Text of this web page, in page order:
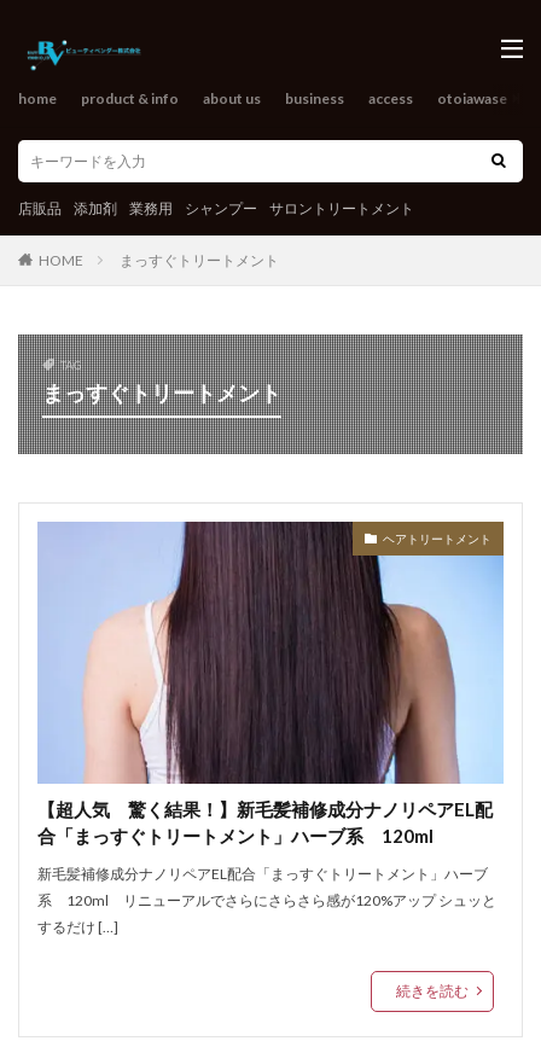
home product & info about us business access otoiawase
店販品 添加剤 業務用 シャンプー サロントリートメント
HOME まっすぐトリートメント
TAG
まっすぐトリートメント
ヘアトリートメント
【超人気 驚く結果！】新毛髪補修成分ナノリペアEL配
合「まっすぐトリートメント」ハーブ系 120ml
新毛髪補修成分ナノリペアEL配合「まっすぐトリートメント」ハーブ
系 120ml リニューアルでさらにさらさら感が120%アップ シュッと
するだけ […]
続きを読む